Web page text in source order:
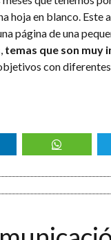
hoja en blanco. Este
página de una
, temas que son muy
con